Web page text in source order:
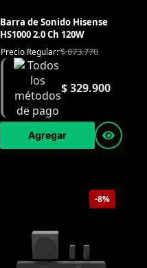
Barra de Sonido Hisense
HS1000 2.0 Ch 120W
Precio Regular:$873.770
$329.900
Agregar
-8%